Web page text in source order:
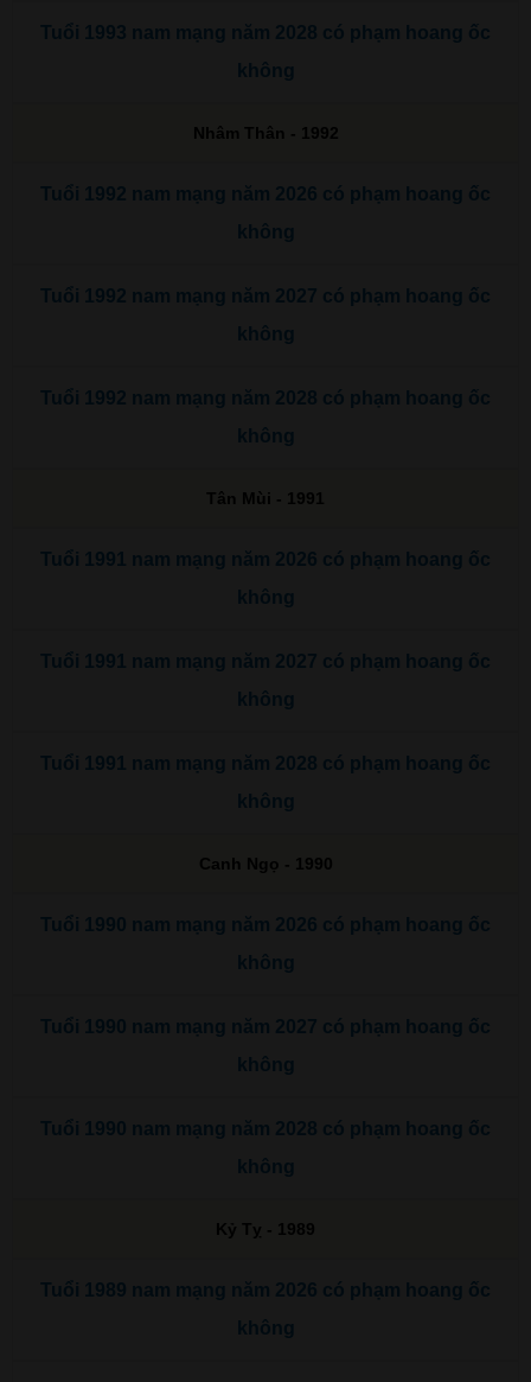
Tuổi 1993 nam mạng năm 2028 có phạm hoang ốc
không
Nhâm Thân - 1992
Tuổi 1992 nam mạng năm 2026 có phạm hoang ốc
không
Tuổi 1992 nam mạng năm 2027 có phạm hoang ốc
không
Tuổi 1992 nam mạng năm 2028 có phạm hoang ốc
không
Tân Mùi - 1991
Tuổi 1991 nam mạng năm 2026 có phạm hoang ốc
không
Tuổi 1991 nam mạng năm 2027 có phạm hoang ốc
không
Tuổi 1991 nam mạng năm 2028 có phạm hoang ốc
không
Canh Ngọ - 1990
Tuổi 1990 nam mạng năm 2026 có phạm hoang ốc
không
Tuổi 1990 nam mạng năm 2027 có phạm hoang ốc
không
Tuổi 1990 nam mạng năm 2028 có phạm hoang ốc
không
Kỷ Tỵ - 1989
Tuổi 1989 nam mạng năm 2026 có phạm hoang ốc
không